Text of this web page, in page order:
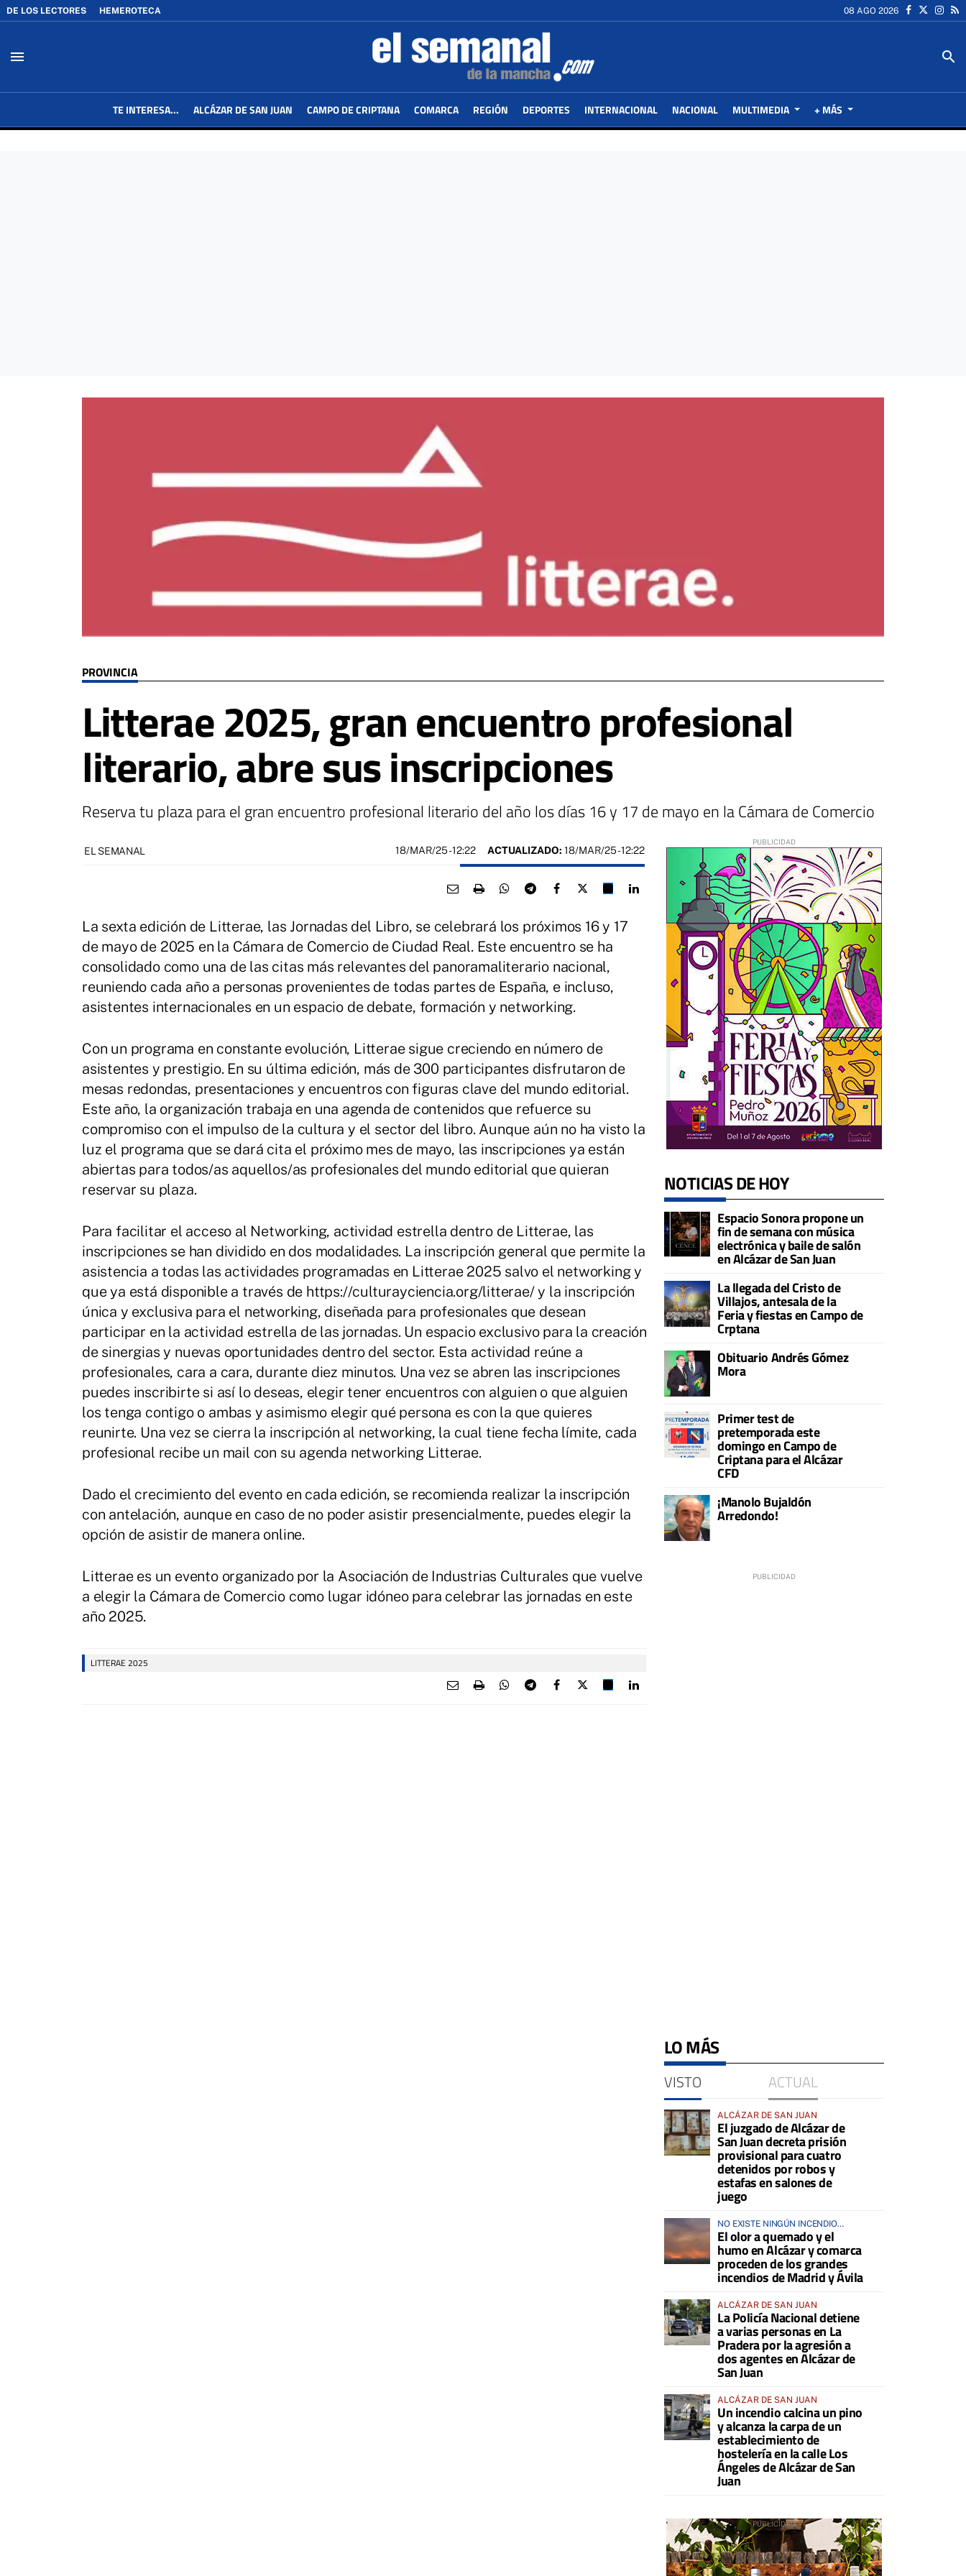
DE LOS LECTORES HEMEROTECA 08 AGO 2026
menu search
TE INTERESA... ALCÁZAR DE SAN JUAN CAMPO DE CRIPTANA COMARCA REGIÓN DEPORTES INTERNACIONAL NACIONAL MULTIMEDIA + MÁS
PROVINCIA
Litterae 2025, gran encuentro profesional
literario, abre sus inscripciones
Reserva tu plaza para el gran encuentro profesional literario del año los días 16 y 17 de mayo en la Cámara de Comercio
EL SEMANAL 18/MAR/25- 12:22 ACTUALIZADO: 18/MAR/25 - 12:22
La sexta edición de Litterae, las Jornadas del Libro, se celebrará los próximos 16 y 17
de mayo de 2025 en la Cámara de Comercio de Ciudad Real. Este encuentro se ha
consolidado como una de las citas más relevantes del panoramaliterario nacional,
reuniendo cada año a personas provenientes de todas partes de España, e incluso,
asistentes internacionales en un espacio de debate, formación y networking.
Con un programa en constante evolución, Litterae sigue creciendo en número de
asistentes y prestigio. En su última edición, más de 300 participantes disfrutaron de
mesas redondas, presentaciones y encuentros con figuras clave del mundo editorial.
Este año, la organización trabaja en una agenda de contenidos que refuerce su
compromiso con el impulso de la cultura y el sector del libro. Aunque aún no ha visto la
luz el programa que se dará cita el próximo mes de mayo, las inscripciones ya están
abiertas para todos/as aquellos/as profesionales del mundo editorial que quieran
reservar su plaza.
Para facilitar el acceso al Networking, actividad estrella dentro de Litterae, las
inscripciones se han dividido en dos modalidades. La inscripción general que permite la
asistencia a todas las actividades programadas en Litterae 2025 salvo el networking y
que ya está disponible a través de https://culturayciencia.org/litterae/ y la inscripción
única y exclusiva para el networking, diseñada para profesionales que desean
participar en la actividad estrella de las jornadas. Un espacio exclusivo para la creación
de sinergias y nuevas oportunidades dentro del sector. Esta actividad reúne a
profesionales, cara a cara, durante diez minutos. Una vez se abren las inscripciones
puedes inscribirte si así lo deseas, elegir tener encuentros con alguien o que alguien
los tenga contigo o ambas y asimismo elegir qué persona es con la que quieres
reunirte. Una vez se cierra la inscripción al networking, la cual tiene fecha límite, cada
profesional recibe un mail con su agenda networking Litterae.
Dado el crecimiento del evento en cada edición, se recomienda realizar la inscripción
con antelación, aunque en caso de no poder asistir presencialmente, puedes elegir la
opción de asistir de manera online.
Litterae es un evento organizado por la Asociación de Industrias Culturales que vuelve
a elegir la Cámara de Comercio como lugar idóneo para celebrar las jornadas en este
año 2025.
LITTERAE 2025
NOTICIAS DE HOY
Espacio Sonora propone un
fin de semana con música
electrónica y baile de salón
en Alcázar de San Juan
La llegada del Cristo de
Villajos, antesala de la
Feria y fiestas en Campo de
Crptana
Obituario Andrés Gómez
Mora
Primer test de
pretemporada este
domingo en Campo de
Criptana para el Alcázar
CFD
¡Manolo Bujaldón
Arredondo!
LO MÁS
VISTO ACTUAL
ALCÁZAR DE SAN JUAN
El juzgado de Alcázar de
San Juan decreta prisión
provisional para cuatro
detenidos por robos y
estafas en salones de
juego
NO EXISTE NINGÚN INCENDIO
ACTIVO EN LA COMARCA
El olor a quemado y el
humo en Alcázar y comarca
proceden de los grandes
incendios de Madrid y Ávila
ALCÁZAR DE SAN JUAN
La Policía Nacional detiene
a varias personas en La
Pradera por la agresión a
dos agentes en Alcázar de
San Juan
ALCÁZAR DE SAN JUAN
Un incendio calcina un pino
y alcanza la carpa de un
establecimiento de
hostelería en la calle Los
Ángeles de Alcázar de San
Juan